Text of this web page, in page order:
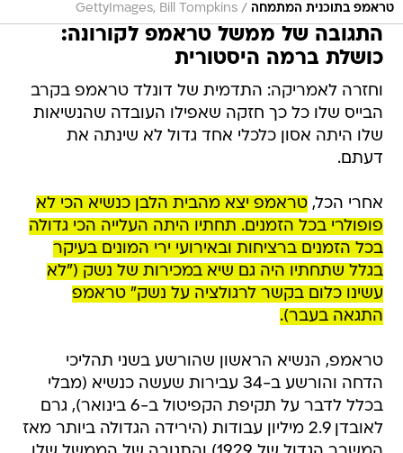
טראמפ בתוכנית המתמחה /
GettyImages, Bill Tompkins
התגובה של ממשל טראמפ לקורונה:
כושלת ברמה היסטורית
וחזרה לאמריקה: התדמית של דונלד טראמפ בקרב
הבייס שלו כל כך חזקה שאפילו העובדה שהנשיאות
שלו היתה אסון כלכלי אחד גדול לא שינתה את
דעתם.
אחרי הכל,טראמפ יצא מהבית הלבן כנשיא הכי לא
פופולרי בכל הזמנים. תחתיו היתה העלייה הכי גדולה
בכל הזמנים ברציחות ובאירועי ירי המונים בעיקר
בגלל שתחתיו היה גם שיא במכירות של נשק ("לא
עשינו כלום בקשר לרגולציה על נשק" טראמפ
התגאה בעבר).
טראמפ, הנשיא הראשון שהורשע בשני תהליכי
הדחה והורשע ב-34 עבירות שעשה כנשיא (מבלי
בכלל לדבר על תקיפת הקפיטול ב-6 בינואר), גרם
לאובדן 2.9 מיליון עבודות (הירידה הגדולה ביותר מאז